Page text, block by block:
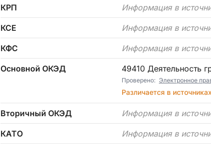
КРП Информация в
КСЕ Информация в
КФС Информация в
Основной ОКЭД 49410 Деятельность
Проверено: Электронное
Различается в источниках
Вторичный ОКЭД Информация в
КАТО Информация в